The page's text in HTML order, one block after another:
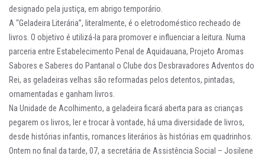
designado pela justiça, em abrigo temporário.
A “Geladeira Literária”, literalmente, é o eletrodoméstico recheado de
livros. O objetivo é utilizá-la para promover e influenciar a leitura. Numa
parceria entre Estabelecimento Penal de Aquidauana, Projeto Aromas
Sabores e Saberes do Pantanal o Clube dos Desbravadores Adventos do
Rei, as geladeiras velhas são reformadas pelos detentos, pintadas,
ornamentadas e ganham livros.
Na Unidade de Acolhimento, a geladeira ficará aberta para as crianças
pegarem os livros, ler e trocar à vontade, há uma diversidade de livros,
desde histórias infantis, romances literários às histórias em quadrinhos.
Ontem no final da tarde, 07, a secretária de Assistência Social – Josilene